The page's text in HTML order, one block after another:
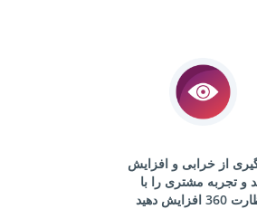
از خرابی و افزایش
و تجربه مشتری را با